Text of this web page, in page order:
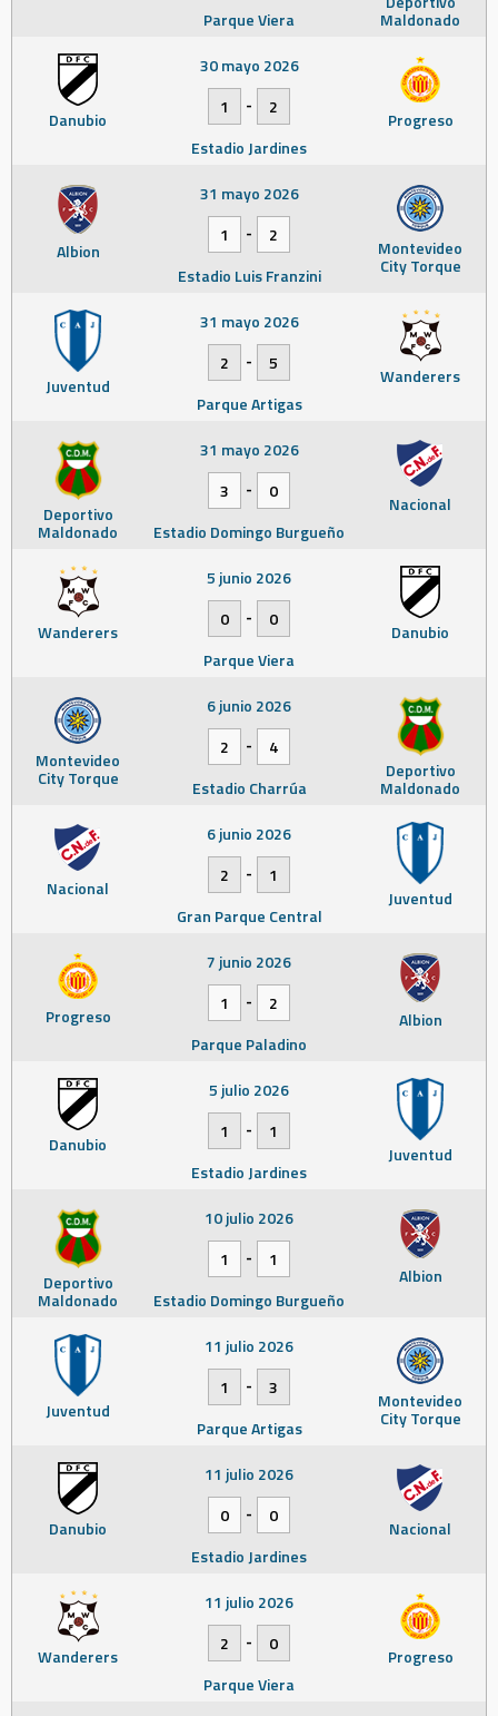
Maldonado
Parque Viera
Danubio Progreso
30 mayo 2026
1
-
2
Estadio Jardines
Albion Montevideo
City Torque
31 mayo 2026
1
-
2
Estadio Luis Franzini
Juventud Wanderers
31 mayo 2026
2
-
5
Parque Artigas
Deportivo
Maldonado
Nacional
31 mayo 2026
3
-
0
Estadio Domingo Burgueño
Wanderers Danubio
5 junio 2026
0
-
0
Parque Viera
Montevideo
City Torque Deportivo
Maldonado
6 junio 2026
2
-
4
Estadio Charrúa
Nacional Juventud
6 junio 2026
2
-
1
Gran Parque Central
Progreso Albion
7 junio 2026
1
-
2
Parque Paladino
Danubio Juventud
5 julio 2026
1
-
1
Estadio Jardines
Deportivo
Maldonado
Albion
10 julio 2026
1
-
1
Estadio Domingo Burgueño
Juventud Montevideo
City Torque
11 julio 2026
1
-
3
Parque Artigas
Danubio Nacional
11 julio 2026
0
-
0
Estadio Jardines
Wanderers Progreso
11 julio 2026
2
-
0
Parque Viera